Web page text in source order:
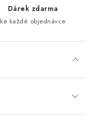
Dárek zdarma
ke každé objednávce